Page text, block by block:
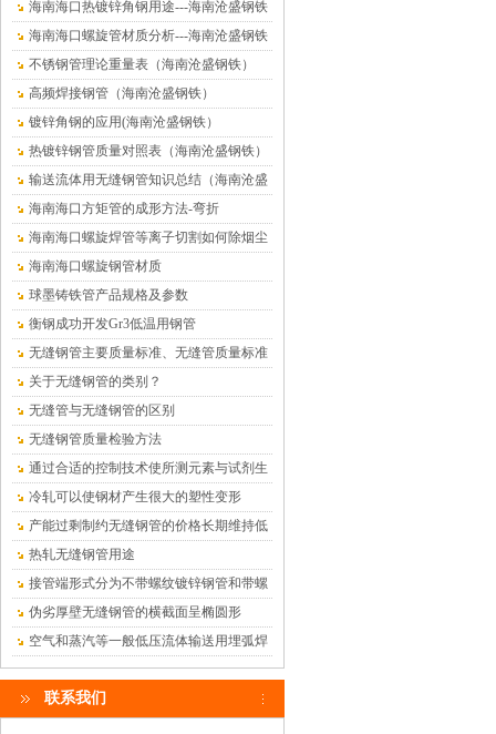
海南海口热镀锌角钢用途---海南沧盛钢铁
海南海口螺旋管材质分析---海南沧盛钢铁
不锈钢管理论重量表（海南沧盛钢铁）
高频焊接钢管（海南沧盛钢铁）
镀锌角钢的应用(海南沧盛钢铁）
热镀锌钢管质量对照表（海南沧盛钢铁）
输送流体用无缝钢管知识总结（海南沧盛
钢铁）
海南海口方矩管的成形方法-弯折
海南海口螺旋焊管等离子切割如何除烟尘
海南海口螺旋钢管材质
球墨铸铁管产品规格及参数
衡钢成功开发Gr3低温用钢管
无缝钢管主要质量标准、无缝管质量标准
关于无缝钢管的类别？
无缝管与无缝钢管的区别
无缝钢管质量检验方法
通过合适的控制技术使所测元素与试剂生
成有色络合物
冷轧可以使钢材产生很大的塑性变形
产能过剩制约无缝钢管的价格长期维持低
位
热轧无缝钢管用途
接管端形式分为不带螺纹镀锌钢管和带螺
纹镀锌钢管
伪劣厚壁无缝钢管的横截面呈椭圆形
空气和蒸汽等一般低压流体输送用埋弧焊
钢管
联系我们